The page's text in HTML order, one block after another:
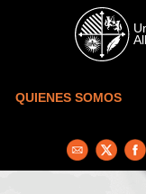
Skip to main content
QUIENES SOMOS